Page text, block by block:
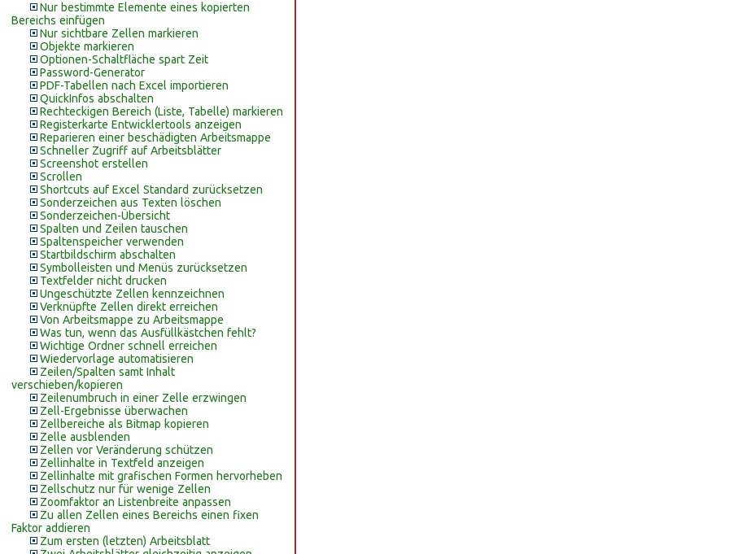
Nur bestimmte Elemente eines kopierten
Bereichs einfügen
Nur sichtbare Zellen markieren
Objekte markieren
Optionen-Schaltfläche spart Zeit
Password-Generator
PDF-Tabellen nach Excel importieren
QuickInfos abschalten
Rechteckigen Bereich (Liste, Tabelle) markieren
Registerkarte Entwicklertools anzeigen
Reparieren einer beschädigten Arbeitsmappe
Schneller Zugriff auf Arbeitsblätter
Screenshot erstellen
Scrollen
Shortcuts auf Excel Standard zurücksetzen
Sonderzeichen aus Texten löschen
Sonderzeichen-Übersicht
Spalten und Zeilen tauschen
Spaltenspeicher verwenden
Startbildschirm abschalten
Symbolleisten und Menüs zurücksetzen
Textfelder nicht drucken
Ungeschützte Zellen kennzeichnen
Verknüpfte Zellen direkt erreichen
Von Arbeitsmappe zu Arbeitsmappe
Was tun, wenn das Ausfüllkästchen fehlt?
Wichtige Ordner schnell erreichen
Wiedervorlage automatisieren
Zeilen/Spalten samt Inhalt
verschieben/kopieren
Zeilenumbruch in einer Zelle erzwingen
Zell-Ergebnisse überwachen
Zellbereiche als Bitmap kopieren
Zelle ausblenden
Zellen vor Veränderung schützen
Zellinhalte in Textfeld anzeigen
Zellinhalte mit grafischen Formen hervorheben
Zellschutz nur für wenige Zellen
Zoomfaktor an Listenbreite anpassen
Zu allen Zellen eines Bereichs einen fixen
Faktor addieren
Zum ersten (letzten) Arbeitsblatt